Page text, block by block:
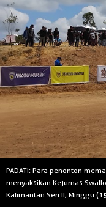
PADATI: Para penonton
menyaksikan Kejurnas
Kalimantan Seri II, Minggu